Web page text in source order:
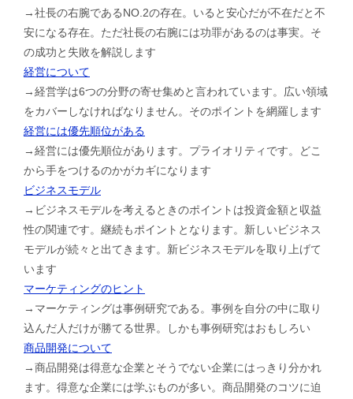
→社長の右腕であるNO.2の存在。いると安心だが不在だと不
安になる存在。ただ社長の右腕には功罪があるのは事実。そ
の成功と失敗を解説します
経営について
→経営学は6つの分野の寄せ集めと言われています。広い領域
をカバーしなければなりません。そのポイントを網羅します
経営には優先順位がある
→経営には優先順位があります。プライオリティです。どこ
から手をつけるのかがカギになります
ビジネスモデル
→ビジネスモデルを考えるときのポイントは投資金額と収益
性の関連です。継続もポイントとなります。新しいビジネス
モデルが続々と出てきます。新ビジネスモデルを取り上げて
います
マーケティングのヒント
→マーケティングは事例研究である。事例を自分の中に取り
込んだ人だけが勝てる世界。しかも事例研究はおもしろい
商品開発について
→商品開発は得意な企業とそうでない企業にはっきり分かれ
ます。得意な企業には学ぶものが多い。商品開発のコツに迫